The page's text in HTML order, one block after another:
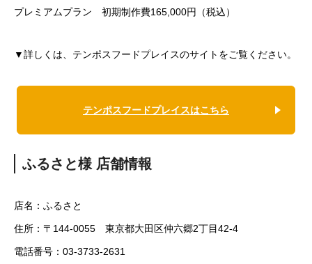
プレミアムプラン 初期制作費165,000円（税込）
▼詳しくは、テンポスフードプレイスのサイトをご覧ください。
テンポスフードプレイスはこちら
ふるさと様 店舗情報
店名：ふるさと
住所：〒144-0055 東京都大田区仲六郷2丁目42-4
電話番号：03-3733-2631